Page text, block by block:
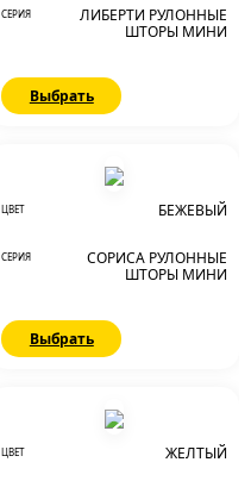
СЕРИЯ
ЛИБЕРТИ РУЛОННЫЕ
ШТОРЫ МИНИ
Выбрать
ЦВЕТ БЕЖЕВЫЙ
СЕРИЯ
СОРИСА РУЛОННЫЕ
ШТОРЫ МИНИ
Выбрать
ЦВЕТ ЖЕЛТЫЙ